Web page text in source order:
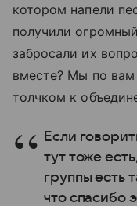
котором напели
получили
забросали их
вместе? Мы по
толчком к
Если
тут тоже
группы есть
что спасибо